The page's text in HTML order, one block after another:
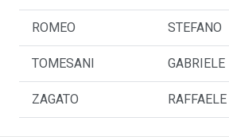
ROMEO STEFANO
TOMESANI GABRIELE
ZAGATO RAFFAELE